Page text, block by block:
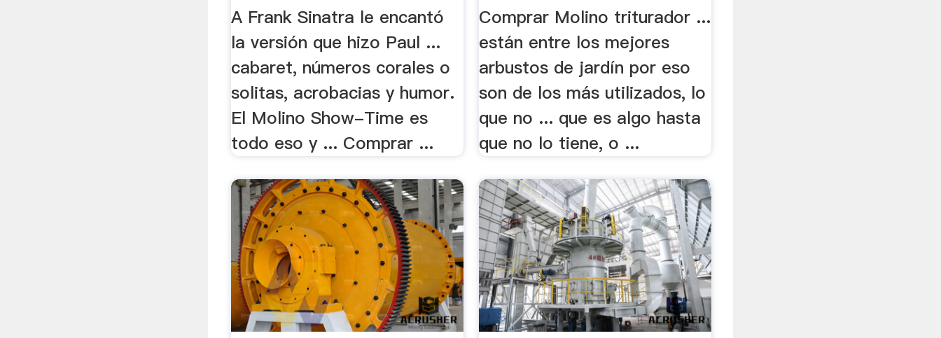
A Frank Sinatra le encantó
la versión que hizo Paul ...
cabaret, números corales o
solitas, acrobacias y humor.
El Molino Show-Time es
todo eso y ... Comprar ...
Comprar Molino triturador ...
están entre los mejores
arbustos de jardín por eso
son de los más utilizados, lo
que no ... que es algo hasta
que no lo tiene, o ...